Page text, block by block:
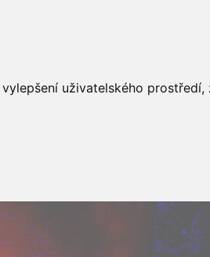
uživatelského